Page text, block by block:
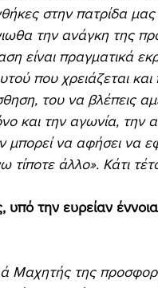
στην πατρίδα
την ανάγκη της
που χρειάζεται
του να βλέπεις
και την αγωνία, την
να αφήσει να
άλλο». Κάτι
την ευρείαν
Μαχητής της